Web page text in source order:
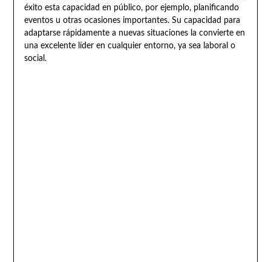
éxito esta capacidad en público, por ejemplo, planificando
eventos u otras ocasiones importantes. Su capacidad para
adaptarse rápidamente a nuevas situaciones la convierte en
una excelente líder en cualquier entorno, ya sea laboral o
social.